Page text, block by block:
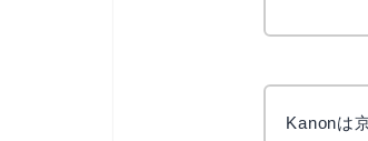
Kanonは